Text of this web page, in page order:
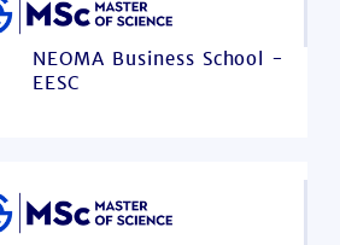
NEOMA Business School -
EESC